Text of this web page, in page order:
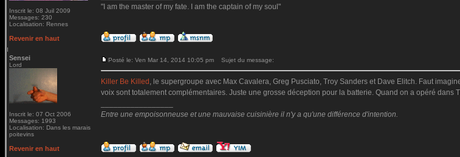
Inscrit le: 08 Juil 2009
Messages: 230
Localisation: Rennes
"I am the master of my fate. I am the captain of my soul"
Revenir en haut
Sensei
Lord
Inscrit le: 07 Oct 2006
Messages: 1993
Localisation: Dans les marais
poitevins
Posté le: Ven Mar 14, 2014 10:05 pm Sujet du message:
Killer Be Killed , le supergroupe avec Max Cavalera, Greg Pusciato, Troy Sanders et Dave Elitch. Faut
voix sont totalement complémentaires. Juste une grosse déception pour la batterie. Quand on a opéré
Entre une empoisonneuse et une mauvaise cuisinière il n'y a qu'une différence d'intention.
Revenir en haut